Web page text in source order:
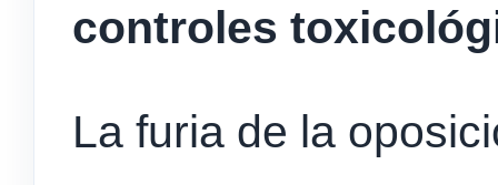
controles
La furia de la